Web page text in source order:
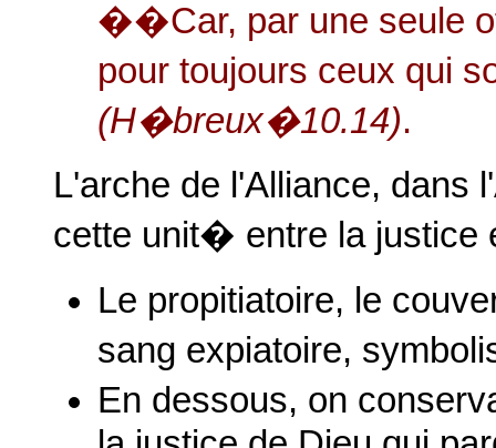
��Car, par une seule
pour toujours ceux
(H�breux�10.14).
L'arche de l'Alliance, dans
cette unit� entre la justice
Le propitiatoire, le
sang expiatoire,
En dessous, on